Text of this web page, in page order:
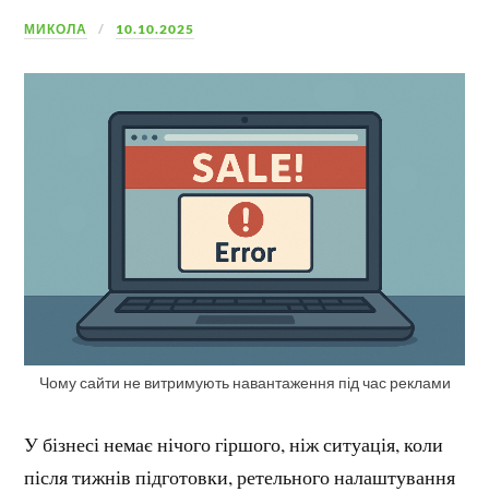
МИКОЛА 10.10.2025
Чому сайти не витримують навантаження під час реклами
У бізнесі немає нічого гіршого, ніж ситуація, коли
після тижнів підготовки, ретельного налаштування